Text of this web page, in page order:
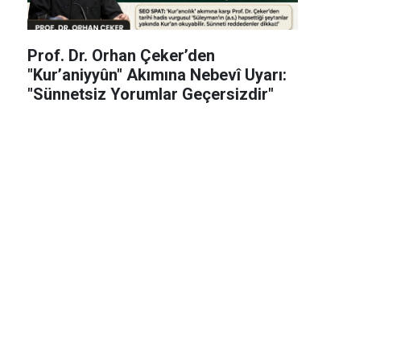
Prof. Dr. Orhan Çeker’den
"Kur’aniyyûn" Akımına Nebevî Uyarı:
"Sünnetsiz Yorumlar Geçersizdir"